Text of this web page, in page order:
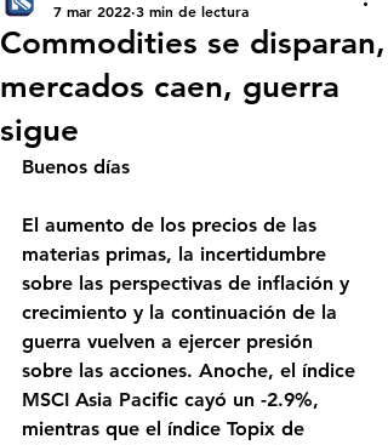
Commodities se disparan,
mercados caen, guerra
sigue
7 mar 2022 3 min de lectura
Buenos días
El aumento de los precios de las
materias primas, la incertidumbre
sobre las perspectivas de inflación y
crecimiento y la continuación de la
guerra vuelven a ejercer presión
sobre las acciones. Anoche, el índice
MSCI Asia Pacific cayó un -2.9%,
mientras que el índice Topix de